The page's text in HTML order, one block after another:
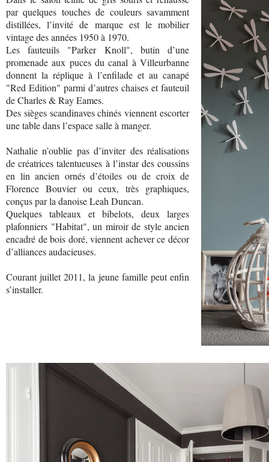
par quelques touches de couleurs savamment
distillées, l’invité de marque est le mobilier
vintage des années 1950 à 1970.
Les fauteuils "Parker Knoll", butin d’une
promenade aux puces du canal à Villeurbanne
donnent la réplique à l’enfilade et au canapé
"Red Edition" parmi d’autres chaises et fauteuil
de Charles & Ray Eames.
Des sièges scandinaves chinés viennent escorter
une table dans l’espace salle à manger.
Nathalie n’oublie pas d’inviter des réalisations
de créatrices talentueuses à l’instar des coussins
en lin ancien ornés d’étoiles ou de croix de
Florence Bouvier ou ceux, très graphiques,
conçus par la danoise Leah Duncan.
Quelques tableaux et bibelots, deux larges
plafonniers "Habitat", un miroir de style ancien
encadré de bois doré, viennent achever ce décor
d’alliances audacieuses.
Courant juillet 2011, la jeune famille peut enfin
s’installer.